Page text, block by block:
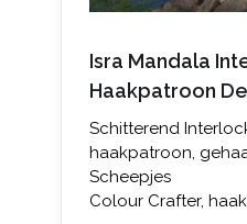
Isra Mandala
Haakpatroon
Schitterend
haakpatroon,
Scheepjes
Colour Crafter,